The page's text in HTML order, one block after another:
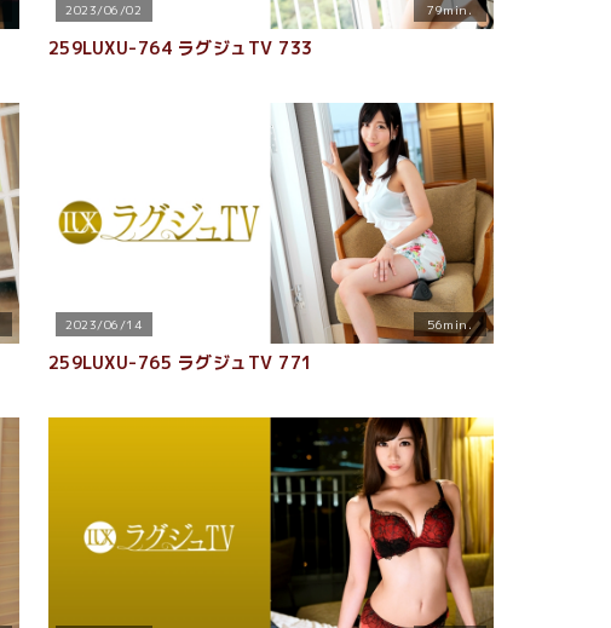
2023/06/02 79min.
259LUXU-764 ラグジュTV 733
2023/06/14 56min.
259LUXU-765 ラグジュTV 771